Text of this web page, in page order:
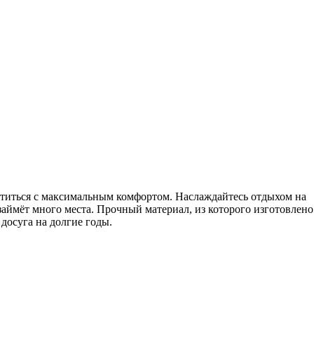
с максимальным комфортом. Наслаждайтесь отдыхом на
много места. Прочный материал, из которого изготовлено
на долгие годы.